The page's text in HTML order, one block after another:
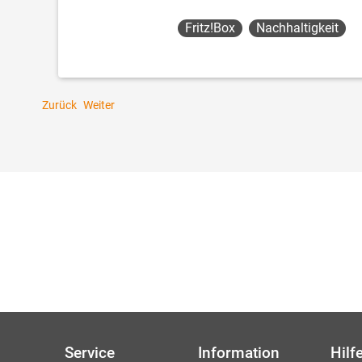
Fritz!box Nachhaltigkeit
Zurück Weiter
Service Information